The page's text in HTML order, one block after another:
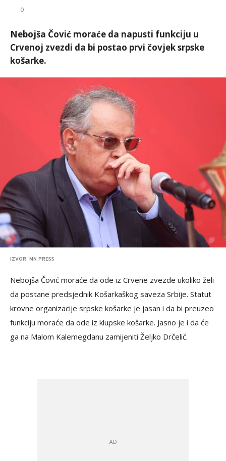
AUTOR
0
Nebojša Čović moraće da napusti funkciju u
Crvenoj zvezdi da bi postao prvi čovjek srpske
košarke.
IZVOR: MN PRESS
Nebojša Čović moraće da ode iz Crvene zvezde ukoliko želi
da postane predsjednik Košarkaškog saveza Srbije. Statut
krovne organizacije srpske košarke je jasan i da bi preuzeo
funkciju moraće da ode iz klupske košarke. Jasno je i da će
ga na Malom Kalemegdanu zamijeniti Željko Drčelić.